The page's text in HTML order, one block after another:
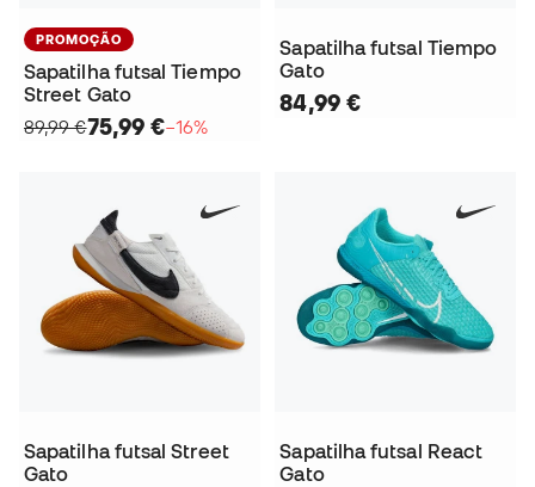
PROMOÇÃO
Sapatilha futsal Tiempo
Street Gato
89,99 €75,99 €−16%
Sapatilha futsal Tiempo
Gato
84,99 €
Sapatilha futsal Street
Gato
Sapatilha futsal React
Gato